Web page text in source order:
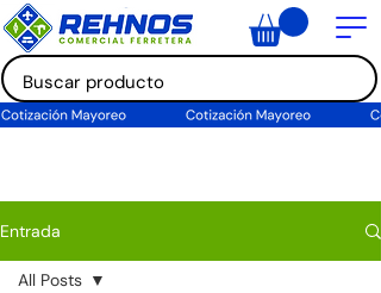
Entrada
All Posts